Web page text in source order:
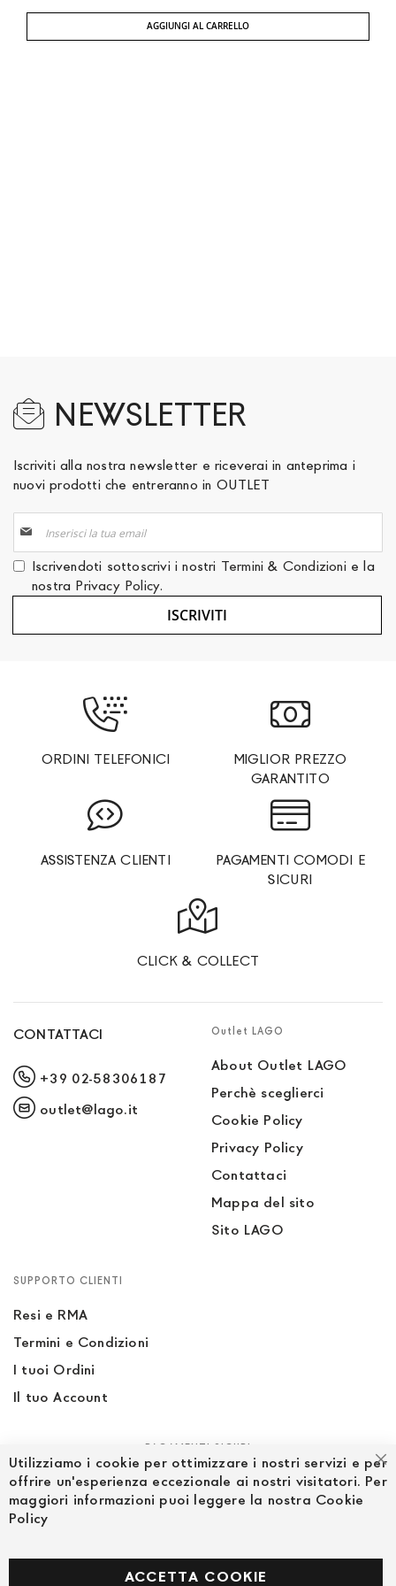
AGGIUNGI AL CARRELLO
NEWSLETTER
Iscriviti alla nostra newsletter e riceverai in anteprima i
nuovi prodotti che entreranno in OUTLET
alla
nostra
Newsletter:
Iscrivendoti sottoscrivi i nostri Termini & Condizioni e la
nostra Privacy Policy.
ISCRIVITI
ORDINI TELEFONICI
MIGLIOR PREZZO
GARANTITO
ASSISTENZA CLIENTI
PAGAMENTI COMODI E
SICURI
CLICK & COLLECT
CONTATTACI
+39 02-58306187
outlet@lago.it
Outlet LAGO
About Outlet LAGO
Perchè sceglierci
Cookie Policy
Privacy Policy
Contattaci
Mappa del sito
Sito LAGO
SUPPORTO CLIENTI
Resi e RMA
Termini e Condizioni
I tuoi Ordini
Il tuo Account
PAGAMENTI SICURI
Facebook
Utilizziamo i cookie per ottimizzare i nostri servizi e per
offrire un'esperienza eccezionale ai nostri visitatori. Per
maggiori informazioni puoi leggere la nostra Cookie
Policy
ACCETTA COOKIE